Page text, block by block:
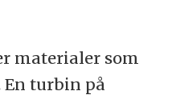
materialer som
turbin på